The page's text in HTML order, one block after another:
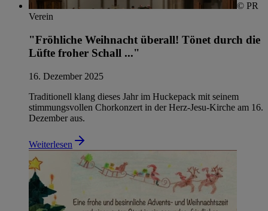
© PR
Verein
"Fröhliche Weihnacht überall! Tönet durch die
Lüfte froher Schall ..."
16. Dezember 2025
Traditionell klang dieses Jahr im Huckepack mit seinem
stimmungsvollen Chorkonzert in der Herz-Jesu-Kirche am 16.
Dezember aus.
Weiterlesen